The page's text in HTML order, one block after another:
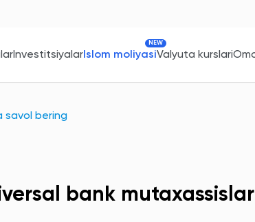
InvestitsiyalarIslom moliyasi
NEW
Valyuta kurslari
savol bering
bank